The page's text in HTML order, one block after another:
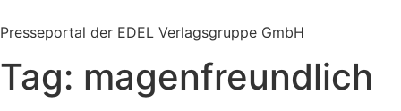
Inhalt
Presseportal der EDEL Verlagsgruppe GmbH
Tag: magenfreundlich